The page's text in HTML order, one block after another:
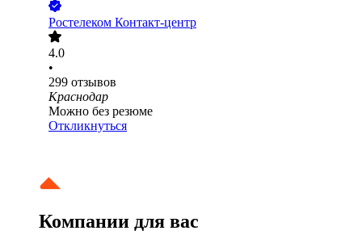
Ростелеком Контакт-центр
4.0
•
299 отзывов
Краснодар
Можно без резюме
Откликнуться
Компании для вас